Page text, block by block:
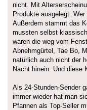
nicht. Mit
Produkte ausgelegt.
Außerdem stammt das
mussten selbst
waren die weg vom
Abnehmgürtel, Tae Bo,
natürlich auch nicht der
Nacht hinein. Und diese
Als 24-Stunden-Sender
immer wieder hat man
Pfannen als Top-Seller